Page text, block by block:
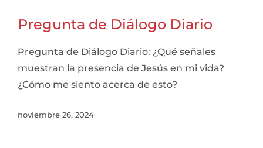
Pregunta de Diálogo Diario
Pregunta de Diálogo Diario: ¿Qué señales
muestran la presencia de Jesús en mi vida?
¿Cómo me siento acerca de esto?
noviembre 26, 2024